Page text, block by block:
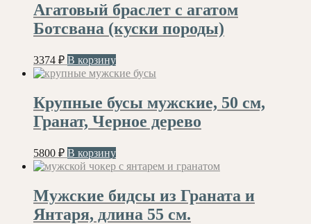
Агатовый браслет с агатом
Ботсвана (куски породы)
3374 ₽ В корзину
Крупные бусы мужские, 50 см,
Гранат, Черное дерево
5800 ₽ В корзину
Мужские бидсы из Граната и
Янтаря, длина 55 см.